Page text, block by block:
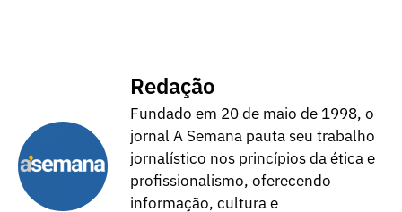
Redação
Fundado em 20 de maio de 1998, o
jornal A Semana pauta seu trabalho
jornalístico nos princípios da ética e
profissionalismo, oferecendo
informação, cultura e